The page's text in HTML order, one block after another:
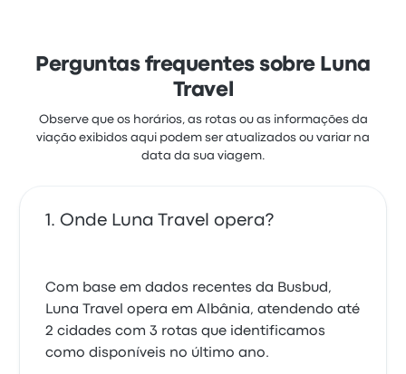
Perguntas frequentes sobre Luna
Travel
Observe que os horários, as rotas ou as informações da
viação exibidos aqui podem ser atualizados ou variar na
data da sua viagem.
Onde Luna Travel opera?
Com base em dados recentes da Busbud,
Luna Travel opera em Albânia, atendendo até
2 cidades com 3 rotas que identificamos
como disponíveis no último ano.